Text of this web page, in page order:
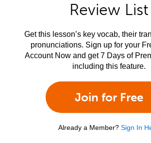
Review List
Get this lesson’s key vocab, their
pronunciations. Sign up for your
Account Now and get 7 Days of
including this feature.
Join for Free
Already a Member? Sign In